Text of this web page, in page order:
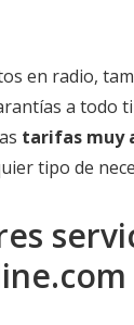
en radio,
a todo
tarifas muy
tipo de